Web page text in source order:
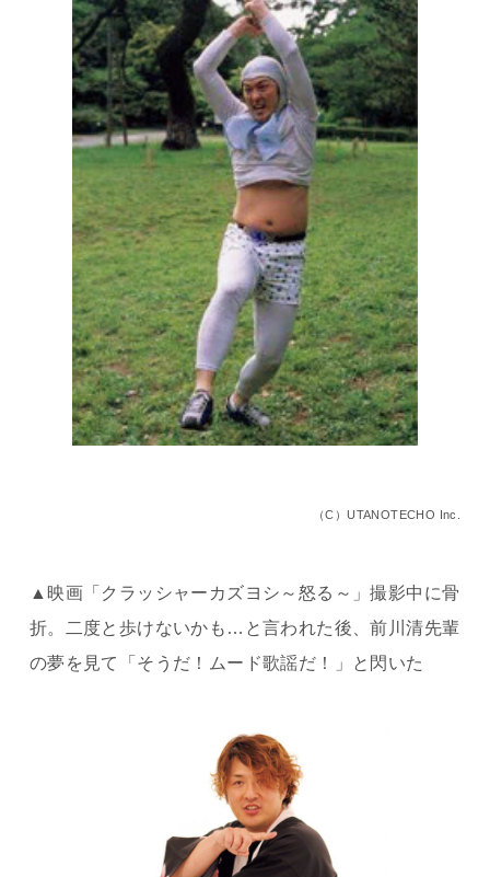
（C）UTANOTECHO Inc.
▲映画「クラッシャーカズヨシ～怒る～」撮影中に骨
折。二度と歩けないかも…と言われた後、前川清先輩
の夢を見て「そうだ！ムード歌謡だ！」と閃いた